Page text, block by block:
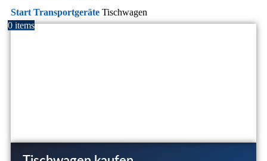
0 items
Start Transportgeräte Tischwagen